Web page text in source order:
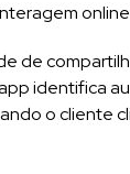
de
identifica
o cliente